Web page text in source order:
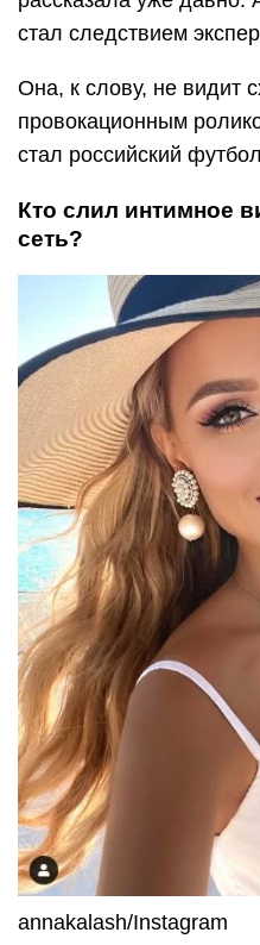
стал следствием
Она, к слову, не видит
провокационным
стал российский
Кто слил интимное
сеть?
annakalash/Instagram